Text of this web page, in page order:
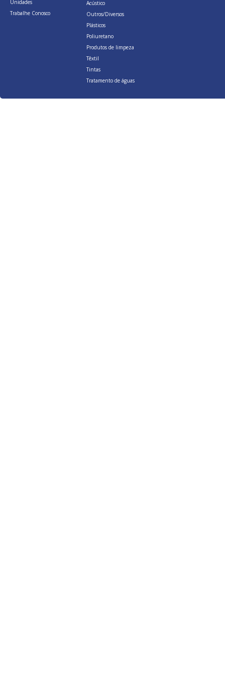
Unidades
Trabalhe Conosco
Acústico
Outros/Diversos
Plásticos
Poliuretano
Produtos de limpeza
Têxtil
Tintas
Tratamento de águas